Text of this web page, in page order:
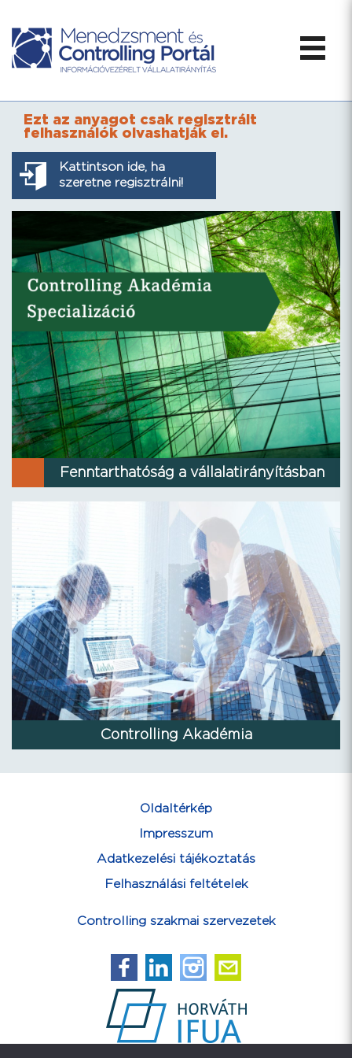
Ezt az anyagot csak regisztrált
felhasználók olvashatják el.
Kattintson ide, ha
szeretne regisztrálni!
Fenntarthatóság a vállalatirányításban
Controlling Akadémia
Oldaltérkép
Impresszum
Adatkezelési tájékoztatás
Felhasználási feltételek
Controlling szakmai szervezetek